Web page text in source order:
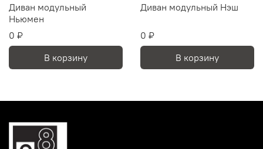
Диван модульный
Ньюмен
0 ₽
В корзину
Диван модульный Нэш
0 ₽
В корзину